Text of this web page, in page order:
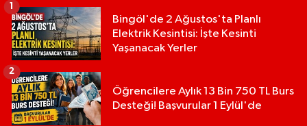
Bingöl'de 2 Ağustos'ta Planlı
Elektrik Kesintisi: İşte Kesinti
Yaşanacak Yerler
Öğrencilere Aylık 13 Bin 750 TL Burs
Desteği! Başvurular 1 Eylül'de
2